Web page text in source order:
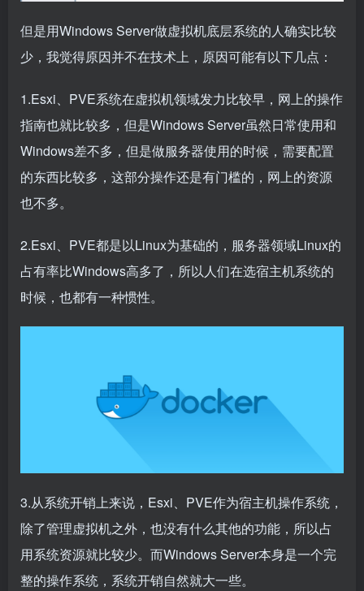
但是用Windows Server做虚拟机底层系统的人确实比较
少，我觉得原因并不在技术上，原因可能有以下几点：
1.Esxi、PVE系统在虚拟机领域发力比较早，网上的操作
指南也就比较多，但是Windows Server虽然日常使用和
Windows差不多，但是做服务器使用的时候，需要配置
的东西比较多，这部分操作还是有门槛的，网上的资源
也不多。
2.Esxi、PVE都是以Linux为基础的，服务器领域Linux的
占有率比Windows高多了，所以人们在选宿主机系统的
时候，也都有一种惯性。
3.从系统开销上来说，Esxi、PVE作为宿主机操作系统，
除了管理虚拟机之外，也没有什么其他的功能，所以占
用系统资源就比较少。而Windows Server本身是一个完
整的操作系统，系统开销自然就大一些。